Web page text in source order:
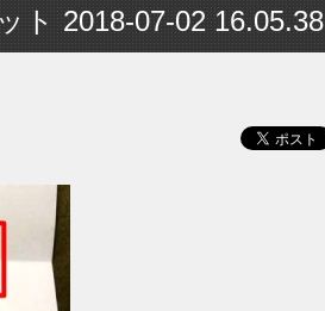
ト 2018-07-02 16.05.38